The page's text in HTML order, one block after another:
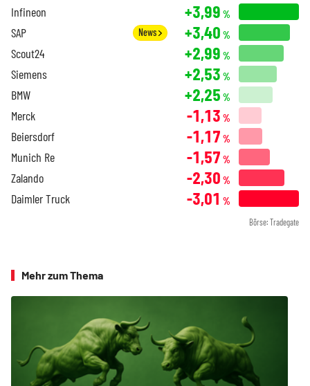
Infineon +3,99 %
SAP News +3,40 %
Scout24 +2,99 %
Siemens +2,53 %
BMW +2,25 %
Merck -1,13 %
Beiersdorf -1,17 %
Munich Re -1,57 %
Zalando -2,30 %
Daimler Truck -3,01 %
Börse: Tradegate
Mehr zum Thema